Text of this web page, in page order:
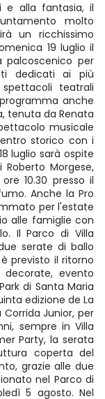
e alla fantasia, il
molto
un ricchissimo
19 luglio il
palcoscenico per
dedicati ai più
teatrali
anche
tenuta da Renata
musicale
storico con i
luglio sarà ospite
Morgese,
10.30 presso il
Anche la Pro
per l'estate
alle famiglie con
Il Parco di Villa
serate di ballo
previsto il ritorno
evento
di Santa Maria
edizione de La
Junior, per
sempre in Villa
Party, la serata
coperta del
grazie alle due
nel Parco di
5 agosto. Nel